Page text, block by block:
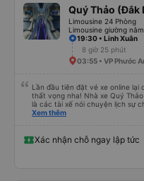
Quý Thảo (Đắk
Limousine 24 Phòng
Limousine giường
19:30 • Linh Xuân
8 giờ 25 phút
03:55 • VP Phước
Lần đầu tiên đặt vé xe online lại
thất vọng nha! Nhà xe Quý
là các tài xế nói chuyện lịch sự
đánh giá 5 sao rồi. Chú tài xế
Xem thêm
Xác nhận chỗ ngay lập tức